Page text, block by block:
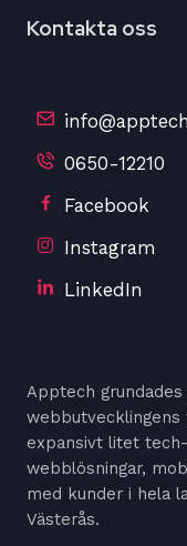
Kontakta oss
0650-12210
Facebook
Instagram
LinkedIn
Apptech
expansivt litet
webblösningar,
med kunder i hela
Västerås.